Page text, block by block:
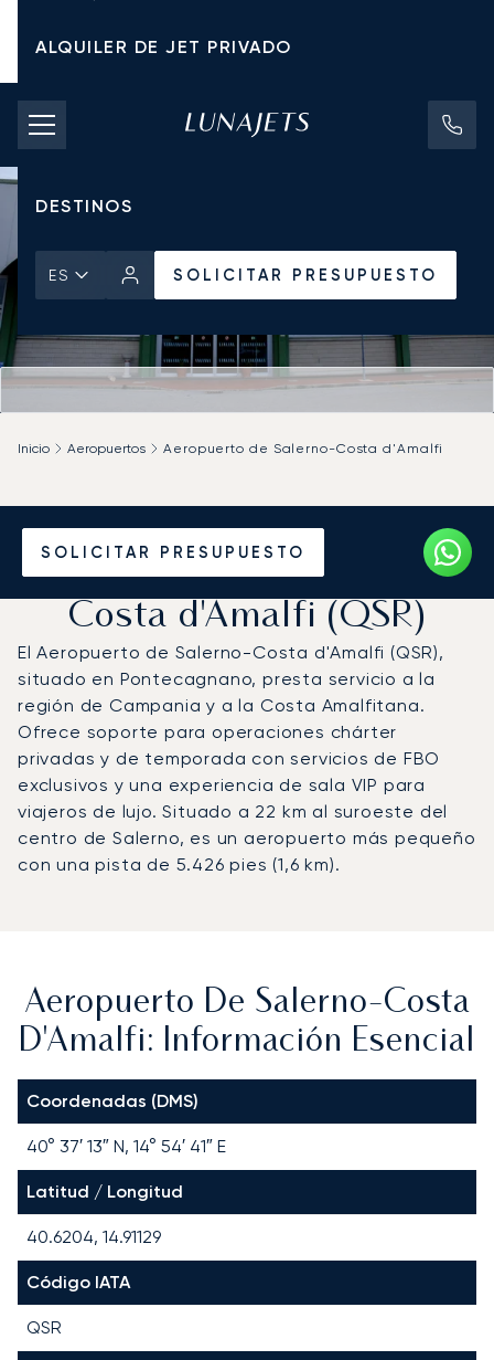
ALQUILER DE JET PRIVADO
TARIFAS DE CHÁRTER
JETS PRIVADOS
DESTINOS
ES SOLICITAR PRESUPUESTO
SOLICITAR PRESUPUESTO
Inicio Aeropuertos Aeropuerto de Salerno-Costa d'Amalfi
Vuele en Jet Privado al
Aeropuerto de Salerno-
Costa d'Amalfi (QSR)
El Aeropuerto de Salerno-Costa d'Amalfi (QSR),
situado en Pontecagnano, presta servicio a la
región de Campania y a la Costa Amalfitana.
Ofrece soporte para operaciones chárter
privadas y de temporada con servicios de FBO
exclusivos y una experiencia de sala VIP para
viajeros de lujo. Situado a 22 km al suroeste del
centro de Salerno, es un aeropuerto más pequeño
con una pista de 5.426 pies (1,6 km).
Aeropuerto De Salerno-Costa
D'Amalfi: Información Esencial
Coordenadas (DMS)
40° 37′ 13″ N, 14° 54′ 41″ E
Latitud / Longitud
40.6204, 14.91129
Código IATA
QSR